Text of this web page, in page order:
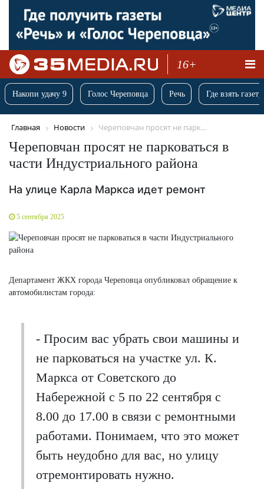
16+
Накопи удачу 9 Голос Череповца Речь Где взять
Главная Новости Череповчан просят не парк...
Череповчан просят не парковаться в
части Индустриального района
На улице Карла Маркса идет ремонт
5 сентября 2025
Департамент ЖКХ города Череповца опубликовал обращение к
автомобилистам города:
- Просим вас убрать свои машины и
не парковаться на участке ул. К.
Маркса от Советского до
Набережной с 5 по 22 сентября с
8.00 до 17.00 в связи с ремонтными
работами. Понимаем, что это может
быть неудобно для вас, но улицу
отремонтировать нужно.